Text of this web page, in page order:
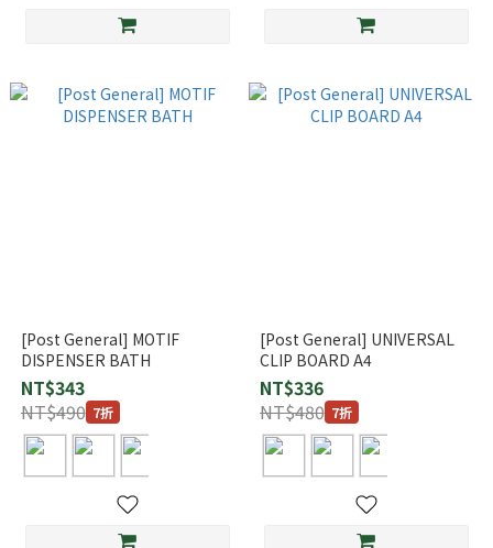
[Post General] MOTIF
DISPENSER BATH
NT$343
NT$490 7折
[Post General] UNIVERSAL
CLIP BOARD A4
NT$336
NT$480 7折